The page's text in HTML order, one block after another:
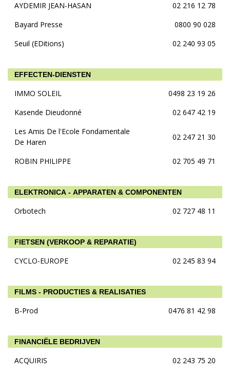
AYDEMIR JEAN-HASAN
02 216 12 78
Bayard Presse
0800 90 028
Seuil (EDitions)
02 240 93 05
EFFECTEN-DIENSTEN
IMMO SOLEIL
0498 23 19 26
Kasende Dieudonné
02 647 42 19
Les Amis De l'Ecole Fondamentale
De Haren
02 247 21 30
ROBIN PHILIPPE 02 705 49 71
ELEKTRONICA - APPARATEN & COMPONENTEN
Orbotech 02 727 48 11
FIETSEN (VERKOOP & REPARATIE)
CYCLO-EUROPE 02 245 83 94
FILMS - PRODUCTIES & REALISATIES
B-Prod 0476 81 42 98
FINANCIËLE BEDRIJVEN
ACQUIRIS
02 243 75 20